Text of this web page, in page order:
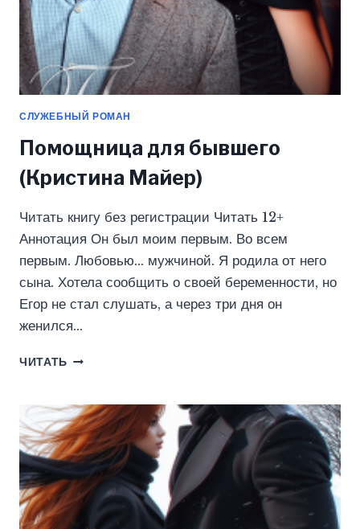
СЛУЖЕБНЫЙ РОМАН
Помощница для бывшего
(Кристина Майер)
Читать книгу без регистрации Читать 12+
Аннотация Он был моим первым. Во всем
первым. Любовью… мужчиной. Я родила от него
сына. Хотела сообщить о своей беременности, но
Егор не стал слушать, а через три дня он
женился…
ЧИТАТЬ ПОМОЩНИЦА
(КРИСТИНА
МАЙЕР)